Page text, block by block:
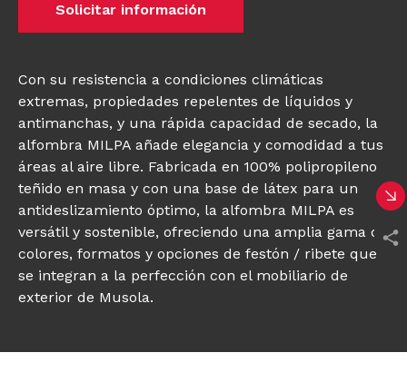
Solicitar información
Con su resistencia a condiciones climáticas
extremas, propiedades repelentes de líquidos y
antimanchas, y una rápida capacidad de secado, la
alfombra MILPA añade elegancia y comodidad a tus
áreas al aire libre. Fabricada en 100% polipropileno
teñido en masa y con una base de látex para un
antideslizamiento óptimo, la alfombra MILPA es
versátil y sostenible, ofreciendo una amplia gama de
colores, formatos y opciones de festón / ribete que
se integran a la perfección con el mobiliario de
exterior de Musola.